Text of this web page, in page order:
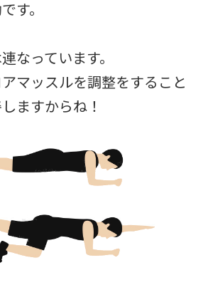
す。
なっています。
マッスルを調整をすること
ますからね！